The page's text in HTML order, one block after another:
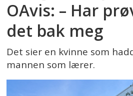
OAvis: – Har
det bak meg
Det sier en kvinne som
mannen som lærer.